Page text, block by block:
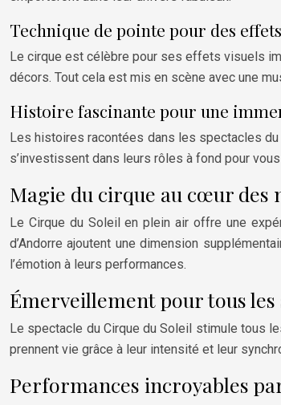
Technique de pointe pour des
Le cirque est célèbre pour ses effets visuels
décors. Tout cela est mis en scène avec une
Histoire fascinante pour une
Les histoires racontées dans les spectacles
s’investissent dans leurs rôles à fond pour
Magie du cirque au cœur des
Le Cirque du Soleil en plein air offre une
d’Andorre ajoutent une dimension
l’émotion à leurs performances.
Émerveillement pour tous les
Le spectacle du Cirque du Soleil stimule tous
prennent vie grâce à leur intensité et leur
Performances incroyables